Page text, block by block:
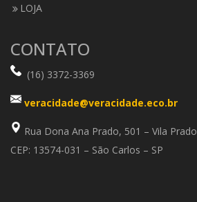
LOJA
CONTATO
(16) 3372-3369
veracidade@veracidade.eco.br
Rua Dona Ana Prado, 501 – Vila Prado
CEP: 13574-031 – São Carlos – SP